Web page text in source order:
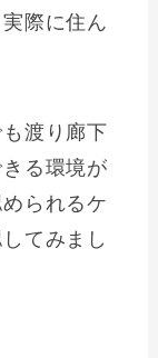
際に住ん
渡り廊下
る環境が
られるケ
てみまし